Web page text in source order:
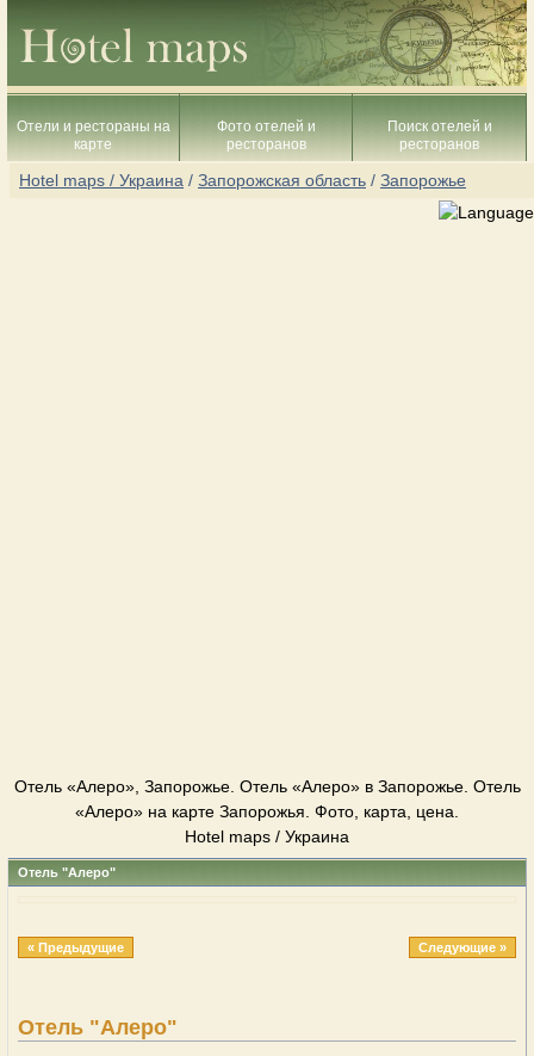
Отели и рестораны на
карте
Фото отелей и
ресторанов
Поиск отелей и
ресторанов
Hotel maps / Украина / Запорожская область / Запорожье
Отель «Алеро», Запорожье. Отель «Алеро» в Запорожье. Отель
«Алеро» на карте Запорожья. Фото, карта, цена.
Hotel maps / Украина
Отель "Алеро"
« Предыдущие Следующие »
Отель "Алеро"